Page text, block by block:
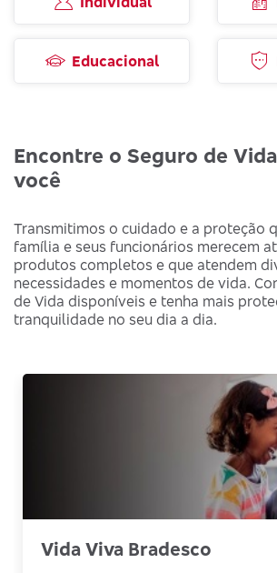
Educacional
Encontre o Seguro de
você
Transmitimos o cuidado e a proteção
família e seus funcionários merecem
produtos completos e que atendem
necessidades e momentos de vida.
de Vida disponíveis e tenha mais
tranquilidade no seu dia a dia.
Vida Viva Bradesco